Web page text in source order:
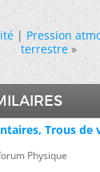
|Pression
terrestre »
Trous de
Physique